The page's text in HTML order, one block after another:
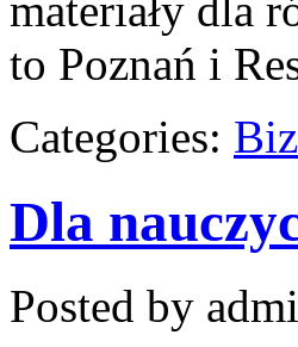
materiały dla
to Poznań i
Categories:
Dla
Posted by